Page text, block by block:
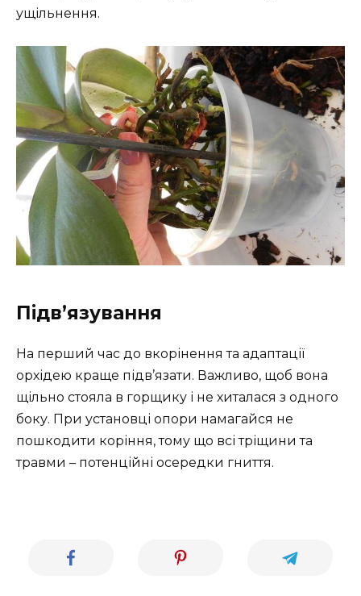
ущільнення.
Підв’язування
На перший час до вкорінення та адаптації
орхідею краще підв’язати. Важливо, щоб вона
щільно стояла в горщику і не хиталася з одного
боку. При установці опори намагайся не
пошкодити коріння, тому що всі тріщини та
травми – потенційні осередки гниття.